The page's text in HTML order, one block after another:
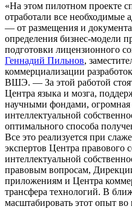
«На этом пилотном проекте
отработали все
— от размещения и
определения бизнес-модели
подготовки лицензионного
Геннадий Пильнов,
коммерциализации
ВШЭ. — За этой работой
Центра языка и мозга,
научными фондами, огромная
интеллектуальной
оптимального способа
Все это реализуется при
экспертов Центра правового
интеллектуальной
правовым вопросам,
приложениям и Центра
трансфера технологий. В
масштабировать этот опыт